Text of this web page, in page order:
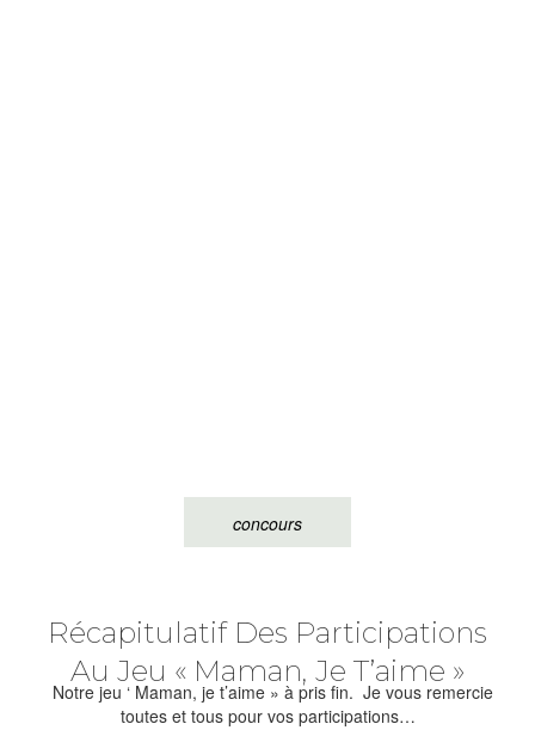
concours
Récapitulatif Des Participations
Au Jeu « Maman, Je T’aime »
Notre jeu ‘ Maman, je t’aime » à pris fin. Je vous remercie
toutes et tous pour vos participations…